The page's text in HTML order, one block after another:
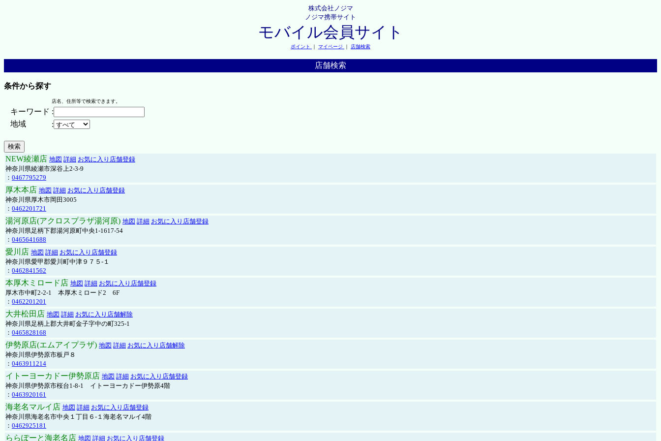
株式会社ノジマ
ノジマ携帯サイト
モバイル会員サイト
ポイント ｜ マイページ ｜ 店舗検索
店舗検索
条件から探す
店名、住所等で検索できます。
キーワード :
地域
:
NEW綾瀬店 地図 詳細 お気に入り店舗登録
神奈川県綾瀬市深谷上2-3-9
： 0467795279
厚木本店 地図 詳細 お気に入り店舗登録
神奈川県厚木市岡田3005
： 0462201721
湯河原店(アクロスプラザ湯河原) 地図 詳細 お気に入り店舗登録
神奈川県足柄下郡湯河原町中央1-1617-54
： 0465641688
愛川店 地図 詳細 お気に入り店舗登録
神奈川県愛甲郡愛川町中津９７５-１
： 0462841562
本厚木ミロード店 地図 詳細 お気に入り店舗登録
厚木市中町2-2-1 本厚木ミロード2 6F
： 0462201201
大井松田店 地図 詳細 お気に入り店舗解除
神奈川県足柄上郡大井町金子字中の町325-1
： 0465828168
伊勢原店(エムアイプラザ) 地図 詳細 お気に入り店舗解除
神奈川県伊勢原市板戸８
： 0463911214
イトーヨーカドー伊勢原店 地図 詳細 お気に入り店舗登録
神奈川県伊勢原市桜台1-8-1 イトーヨーカドー伊勢原4階
： 0463920161
海老名マルイ店 地図 詳細 お気に入り店舗登録
神奈川県海老名市中央１丁目６-１海老名マルイ4階
： 0462925181
ららぽーと海老名店 地図 詳細 お気に入り店舗登録